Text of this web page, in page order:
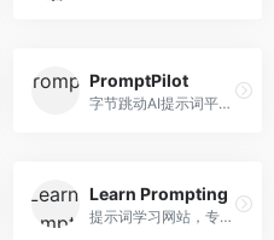
PromptPilot
字节跳动AI提示词平台，专注于提示词优化与管理。面向AI用户，提供提示词优化、效果测试、团队协作等服务，企业级功能完善。
Learn Prompting
提示词学习网站，专注于提示词工程教育。面向AI学习者，提供提示词教程、最佳实践、案例研究等资源，教学内容系统。